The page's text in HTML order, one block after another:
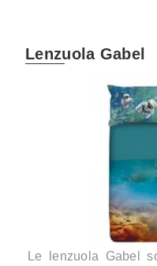
Lenzuola Gabel
Le lenzuola Gabel